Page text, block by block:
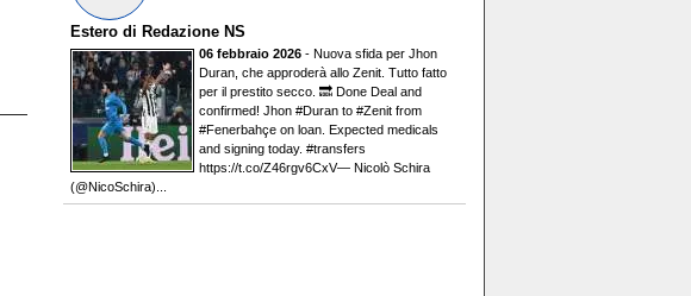
Estero di Redazione NS
06 febbraio 2026 - Nuova sfida per Jhon
Duran, che approderà allo Zenit. Tutto fatto
per il prestito secco. 🔜 Done Deal and
confirmed! Jhon #Duran to #Zenit from
#Fenerbahçe on loan. Expected medicals
and signing today. #transfers
https://t.co/Z46rgv6CxV— Nicolò Schira
(@NicoSchira)...